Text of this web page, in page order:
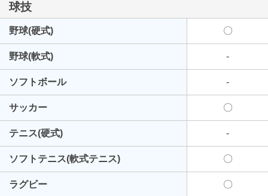
球技
野球(硬式) 〇
野球(軟式) -
ソフトボール -
サッカー 〇
テニス(硬式) -
ソフトテニス(軟式テニス) 〇
ラグビー 〇